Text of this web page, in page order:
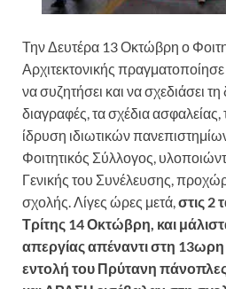
Την Δευτέρα 13 Οκτώβρη ο
Αρχιτεκτονικής
να συζητήσει και να σχεδιάσει
διαγραφές, τα σχέδια ασφαλείας,
ίδρυση ιδιωτικών
Φοιτητικός Σύλλογος,
Γενικής του Συνέλευσης,
σχολής. Λίγες ώρες μετά, στις 2
Τρίτης 14 Οκτώβρη, και
απεργίας απέναντι στη
εντολή του Πρύτανη